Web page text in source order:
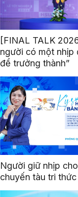
[FINAL TALK
người có một nhịp
để trưởng thành”
Người giữ nhịp
chuyến tàu tri thức